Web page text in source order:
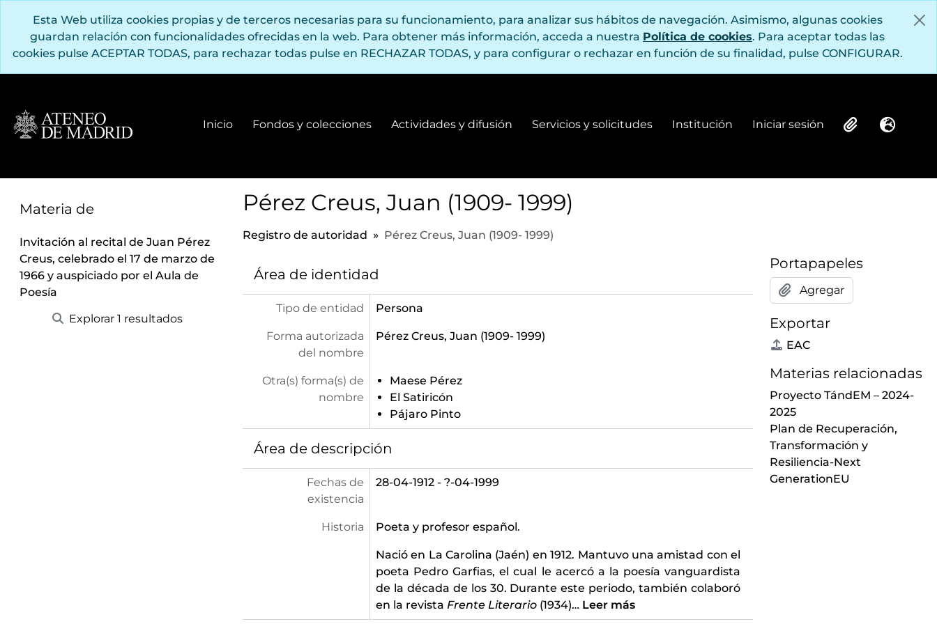
Esta Web utiliza cookies propias y de terceros necesarias para su funcionamiento, para analizar sus hábitos de navegación. Asimismo, algunas cookies
guardan relación con funcionalidades ofrecidas en la web. Para obtener más información, acceda a nuestra Política de cookies. Para aceptar todas las
cookies pulse ACEPTAR TODAS, para rechazar todas pulse en RECHAZAR TODAS, y para configurar o rechazar en función de su finalidad, pulse CONFIGURAR.
Inicio Fondos y colecciones
Fondos y colecciones
Actividades y difusión
Actividades y difusión
Servicios y solicitudes Institución
Institución
Iniciar sesión
Iniciar sesión ClipboardIdioma
Materia de
Invitación al recital de Juan Pérez
Creus, celebrado el 17 de marzo de
1966 y auspiciado por el Aula de
Poesía
Explorar 1 resultados
Pérez Creus, Juan (1909- 1999)
Registro de autoridad Pérez Creus, Juan (1909- 1999)
Área de identidad
Tipo de entidad Persona
Forma autorizada
del nombre
Pérez Creus, Juan (1909- 1999)
Otra(s) forma(s) de
nombre
Maese Pérez
El Satiricón
Pájaro Pinto
Área de descripción
Fechas de
existencia
28-04-1912 - ?-04-1999
Historia Poeta y profesor español.
Nació en La Carolina (Jaén) en 1912. Mantuvo una amistad con el
poeta Pedro Garfias, el cual le acercó a la poesía vanguardista
de la década de los 30. Durante este periodo, también colaboró
en la revista Frente Literario (1934)… Leer más
Portapapeles
Agregar
Exportar
EAC
Materias relacionadas
Proyecto TándEM – 2024-
2025
Plan de Recuperación,
Transformación y
Resiliencia-Next
GenerationEU